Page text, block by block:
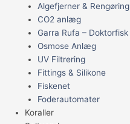
Algefjerner & Rengøring
CO2 anlæg
Garra Rufa – Doktorfisk
Osmose Anlæg
UV Filtrering
Fittings & Silikone
Fiskenet
Foderautomater
Koraller